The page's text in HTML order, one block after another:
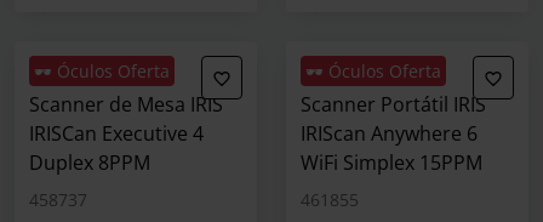
🕶️ Óculos Oferta
Scanner de Mesa IRIS
IRISCan Executive 4
Duplex 8PPM
458737
🕶️ Óculos Oferta
Scanner Portátil IRIS
IRIScan Anywhere 6
WiFi Simplex 15PPM
461855